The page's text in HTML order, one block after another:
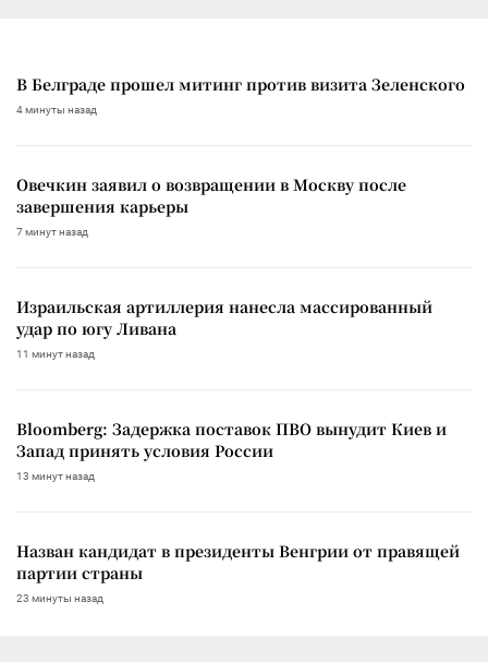
В Белграде прошел митинг против визита Зеленского
4 минуты назад
Овечкин заявил о возвращении в Москву после
завершения карьеры
7 минут назад
Израильская артиллерия нанесла массированный
удар по югу Ливана
11 минут назад
Bloomberg: Задержка поставок ПВО вынудит Киев и
Запад принять условия России
13 минут назад
Назван кандидат в президенты Венгрии от правящей
партии страны
23 минуты назад